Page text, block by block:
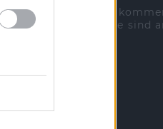
Drive. Sie
weitere Parkplätze sind